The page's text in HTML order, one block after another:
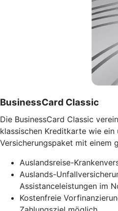
BusinessCard Classic
Die BusinessCard Classic
klassischen Kreditkarte wie ein
Versicherungspaket mit einem
Auslandsreise-
Auslands-
Assistanceleistungen im
Kostenfreie